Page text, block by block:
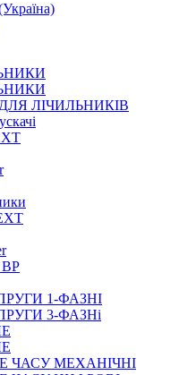
ЛІЧИЛЬНИКІВ
ВР
1-ФАЗНІ
3-ФАЗНі
ЧАСУ МЕХАНІЧНІ